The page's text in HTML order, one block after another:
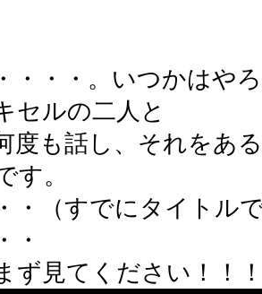
・・・。いつかはや
セルの二人と
度も話し、それをあ
す。
・（すでにタイトル
・
ず見てください！！